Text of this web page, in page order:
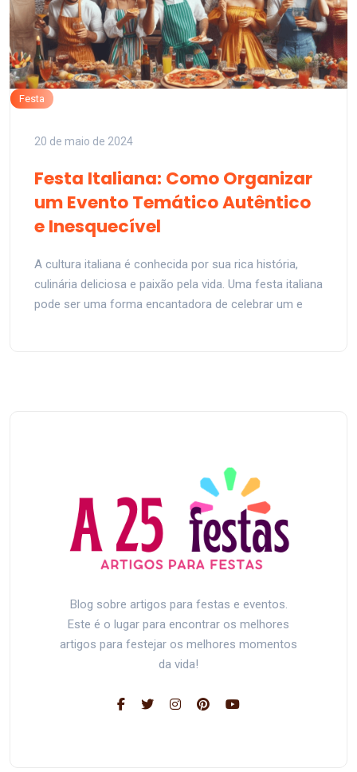
Festa
20 de maio de 2024
Festa Italiana: Como Organizar
um Evento Temático Autêntico
e Inesquecível
A cultura italiana é conhecida por sua rica história,
culinária deliciosa e paixão pela vida. Uma festa italiana
pode ser uma forma encantadora de celebrar um e
Blog sobre artigos para festas e eventos.
Este é o lugar para encontrar os melhores
artigos para festejar os melhores momentos
da vida!